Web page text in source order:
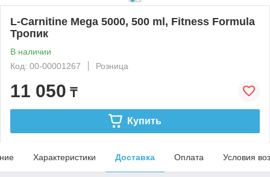
L-Carnitine Mega 5000, 500 ml, Fitness Formula
Тропик
В наличии
Код: 00-00001267
Розница
11 050 ₸
Купить
Характеристики Доставка Оплата Условия